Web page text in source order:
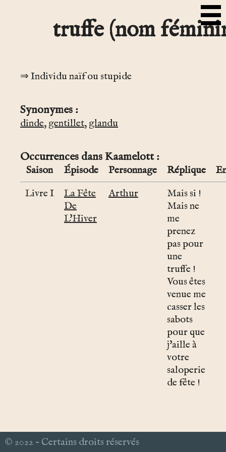
truffe (nom
Individu naïf ou stupide
Synonymes
dinde, gentillet, glandu
Occurrences dans Kaamelott
Saison Épisode Personnage Réplique
Livre I
La Fête
De
L'Hiver
Arthur
Mais si !
Mais ne
me
prenez
pas pour
une
truffe !
Vous êtes
venue me
casser les
sabots
pour que
j'aille à
votre
saloperie
de fête !
© 2022 – Certains droits réservés